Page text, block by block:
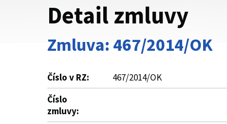
Detail zmluvy
Zmluva: 467/2014/OK
Číslo v RZ:
467/2014/OK
Číslo
zmluvy: